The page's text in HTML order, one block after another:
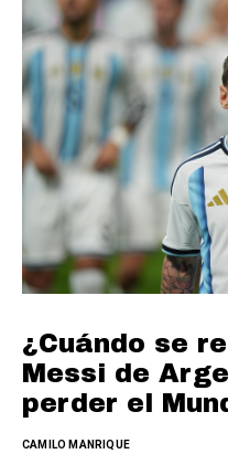
¿Cuándo se
Messi de
perder el
CAMILO MANRIQUE